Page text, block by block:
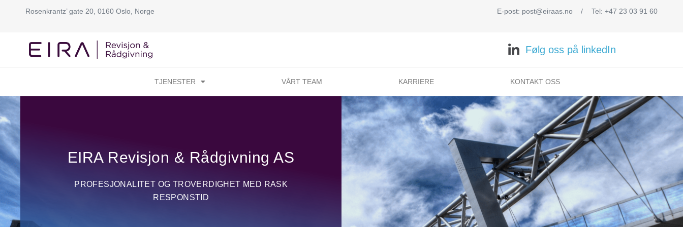
Rosenkrantz’ gate 20, 0160 Oslo, Norge E-post: post@eiraas.no / Tel: +47 23 03 91 60
Følg oss på linkedIn
TJENESTER VÅRT TEAM KARRIERE KONTAKT OSS
EIRA Revisjon & Rådgivning AS
PROFESJONALITET OG TROVERDIGHET MED RASK
RESPONSTID